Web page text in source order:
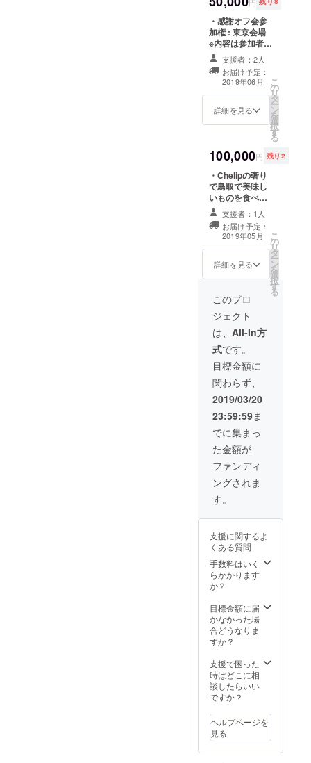
円
・感謝オフ会参
加権 : 東京会場
※内容は参加者様
に改めてお知ら
せします ※入場
料等が必要な場
合は参加者様実
費負担 ※2019年
6月頃予定 ・
列優先座席保証
支援者：2人
お届け予定：
2019年06月
詳細を見る
こ
の
リ
タ
ー
ン
を
選
択
す
る
100,000円 残り2
・Chelipの奢り
で鳥取で美味し
いものを食べま
しょう メンバー
と一緒にお食
事、食事代は
Chelip負担 運営
は別席で付き添
います 鳥取まで
2019年5月頃予
定 ・3月22日東
京ワンマン当日
の優先入場・前
列優先座席保証
支援者：1人
お届け予定：
2019年05月
詳細を見る
こ
の
リ
タ
ー
ン
を
選
択
す
る
このプロ
ジェクト
は、 All-In方
式です。
目標金額に
関わらず、
2019/03/20
23:59:59ま
でに集まっ
た金額が
ファンディ
ングされま
す。
支援に関するよ
くある質問
手数料はいく
らかかります
か？
目標金額に届
かなかった場
合どうなりま
すか？
支援で困った
時はどこに相
談したらいい
ですか？
ヘルプページを
見る